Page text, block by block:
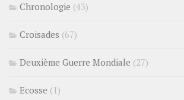
Chronologie (43)
Croisades (67)
Deuxième Guerre Mondiale (27)
Ecosse (1)